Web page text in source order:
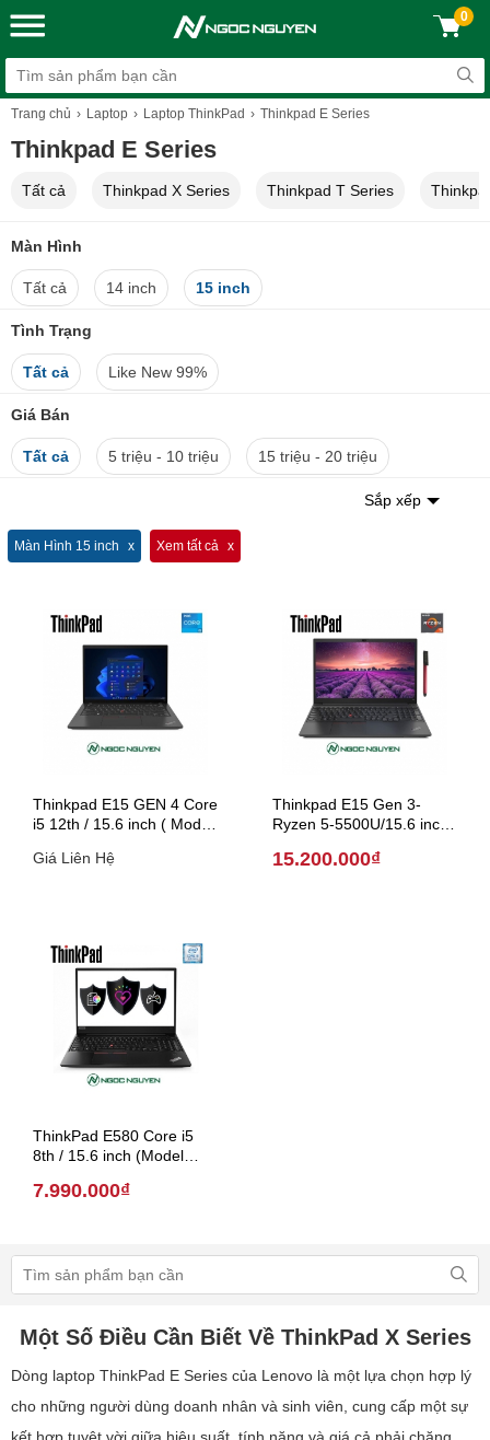
0
Trang chủ Laptop Laptop ThinkPad Thinkpad E Series
Thinkpad E Series
Tất cả Thinkpad X Series Thinkpad T Series
Màn Hình
Tất cả 14 inch 15 inch
Tình Trạng
Tất cả Like New 99%
Giá Bán
Tất cả 5 triệu - 10 triệu 15 triệu - 20 triệu
Sắp xếp
Màn Hình 15 inch Xem tất cả
Thinkpad E15 GEN 4 Core
i5 12th / 15.6 inch ( Model
Giá Liên Hệ
Thinkpad E15 Gen 3-
Ryzen 5-5500U/15.6 inch
15.200.000₫
ThinkPad E580 Core i5
8th / 15.6 inch (Model
7.990.000₫
Một Số Điều Cần Biết Về ThinkPad X Series
Dòng laptop ThinkPad E Series của Lenovo là một lựa chọn hợp lý
cho những người dùng doanh nhân và sinh viên, cung cấp một sự